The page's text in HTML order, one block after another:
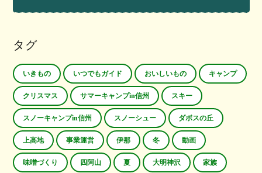
タグ
いきもの いつでもガイド おいしいもの キャンプ
クリスマス サマーキャンプin信州 スキー
スノーキャンプin信州 スノーシュー ダボスの丘
上高地 事業運営 伊那 冬 動画
味噌づくり 四阿山 夏 大明神沢 家族